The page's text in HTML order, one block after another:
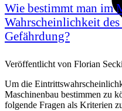
Wie bestimmt man im
Wahrscheinlichkeit
Gefährdung?
Veröffentlicht von Florian
Um die
Maschinenbau bestimmen zu
folgende Fragen als Kriterien